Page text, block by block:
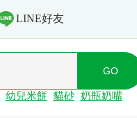
LINE好友
幼兒米餅 貓砂 奶瓶奶嘴